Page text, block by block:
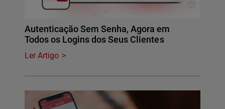
Autenticação Sem Senha, Agora em
Todos os Logins dos Seus Clientes
Ler Artigo